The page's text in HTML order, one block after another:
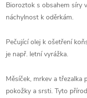
Bioroztok s obsahem síry
náchylnost k oděrkám.
Pečující olej k ošetření
je např. letní vyrážka.
Měsíček, mrkev a třezalka
pokožky a srsti. Tyto